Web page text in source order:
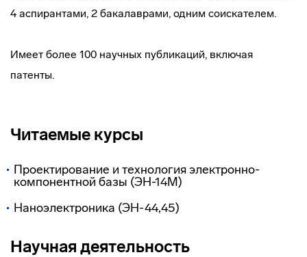
4 аспирантами, 2 бакалаврами, одним соискателем.
Имеет более 100 научных публикаций, включая
патенты.
Читаемые курсы
Проектирование и технология электронно-
компонентной базы (ЭН-14М)
Наноэлектроника (ЭН-44,45)
Научная деятельность